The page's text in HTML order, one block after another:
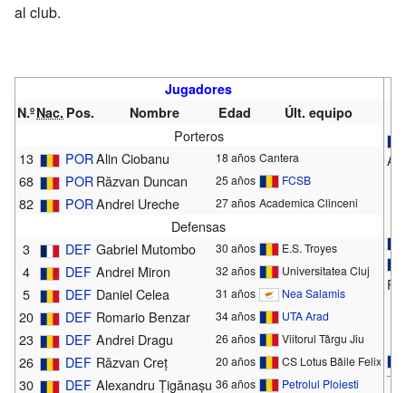
al club.
Jugadores
N.ºNac. Pos. Nombre Edad Últ. equipo
Porteros
13
PORAlin Ciobanu 18 años Cantera
68 PORRăzvan Duncan 25 años FCSB
82 PORAndrei Ureche 27 años Academica Clinceni
Defensas
3
DEF Gabriel Mutombo 30 años E.S. Troyes
4 DEF Andrei Miron 32 años Universitatea Cluj
5 DEF Daniel Celea 31 años Nea Salamis
20 DEF Romario Benzar 34 años UTA Arad
23 DEF Andrei Dragu 26 años Viitorul Târgu Jiu
26 DEF Răzvan Creț 20 años CS Lotus Băile Felix
30 DEF Alexandru Țigănașu 36 años Petrolul Ploiesti